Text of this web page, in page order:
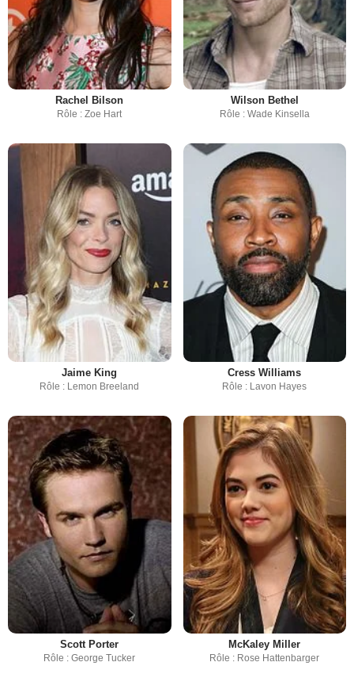
Rachel Bilson
Rôle : Zoe Hart
Wilson Bethel
Rôle : Wade Kinsella
Jaime King
Rôle : Lemon Breeland
Cress Williams
Rôle : Lavon Hayes
Scott Porter
Rôle : George Tucker
McKaley Miller
Rôle : Rose Hattenbarger